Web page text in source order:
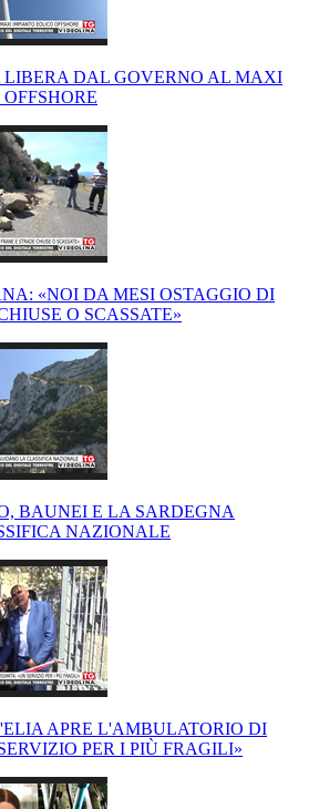
LIBERA DAL GOVERNO AL MAXI
«NOI DA MESI OSTAGGIO DI
O SCASSATE»
BAUNEI E LA SARDEGNA
NAZIONALE
APRE L'AMBULATORIO DI
PER I PIÙ FRAGILI»